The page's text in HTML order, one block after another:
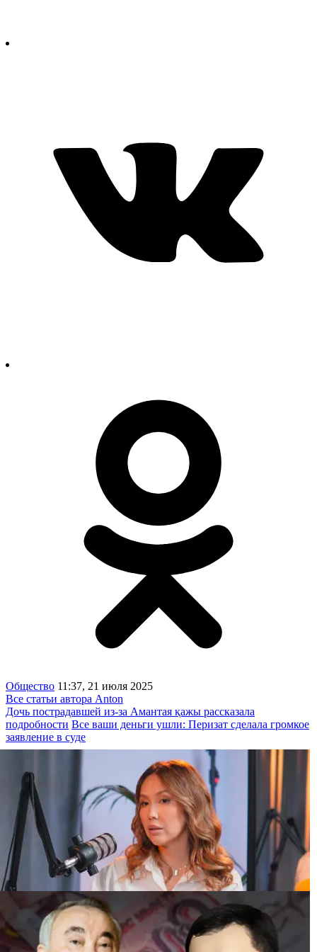
Общество 11:37, 21 июля 2025
Все статьи автора Anton
Дочь пострадавшей из-за Амантая қажы рассказала
подробности Все ваши деньги ушли: Перизат сделала громкое
заявление в суде
на 25 миллионов“: бывшая жена